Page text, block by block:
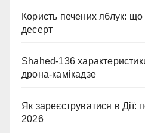
Користь печених яблук: що
десерт
Shahed-136
дрона-камікадзе
Як зареєструватися в Дії:
2026